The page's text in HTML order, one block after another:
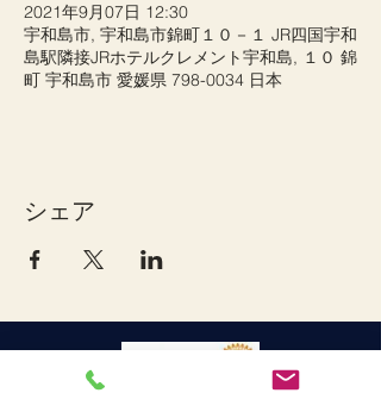
2021年9月07日 12:30
宇和島市, 宇和島市錦町１０－１ JR四国宇和
島駅隣接JRホテルクレメント宇和島, １０ 錦
町 宇和島市 愛媛県 798-0034 日本
シェア